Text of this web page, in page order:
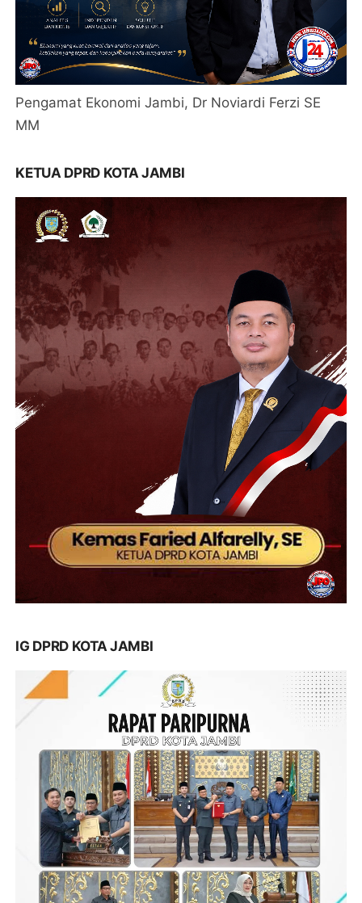
Pengamat Ekonomi Jambi, Dr Noviardi Ferzi SE
MM
KETUA DPRD KOTA JAMBI
IG DPRD KOTA JAMBI